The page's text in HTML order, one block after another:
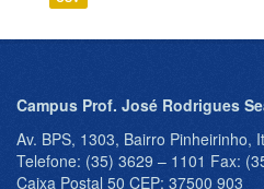
Campus Prof. José Rodrigues
Av. BPS, 1303, Bairro Pinheirinho,
Telefone: (35) 3629 – 1101 Fax:
Caixa Postal 50 CEP: 37500 903